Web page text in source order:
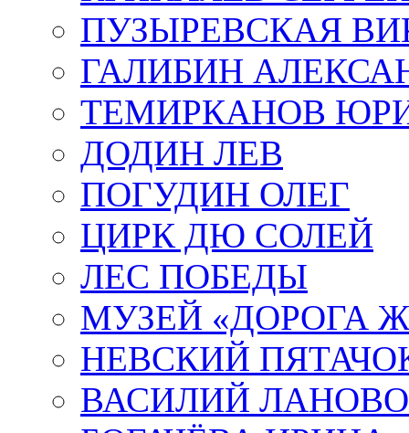
ПУЗЫРЕВСКАЯ
ГАЛИБИН
ТЕМИРКАНОВ
ДОДИН ЛЕВ
ПОГУДИН ОЛЕГ
ЦИРК ДЮ СОЛЕЙ
ЛЕС ПОБЕДЫ
МУЗЕЙ «ДОРОГА
НЕВСКИЙ
ВАСИЛИЙ